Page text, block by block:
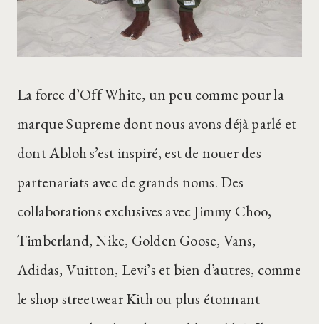
La force d’Off White, un peu comme pour la
marque Supreme dont nous avons déjà parlé et
dont Abloh s’est inspiré, est de nouer des
partenariats avec de grands noms. Des
collaborations exclusives avec Jimmy Choo,
Timberland, Nike, Golden Goose, Vans,
Adidas, Vuitton, Levi’s et bien d’autres, comme
le shop streetwear Kith ou plus étonnant